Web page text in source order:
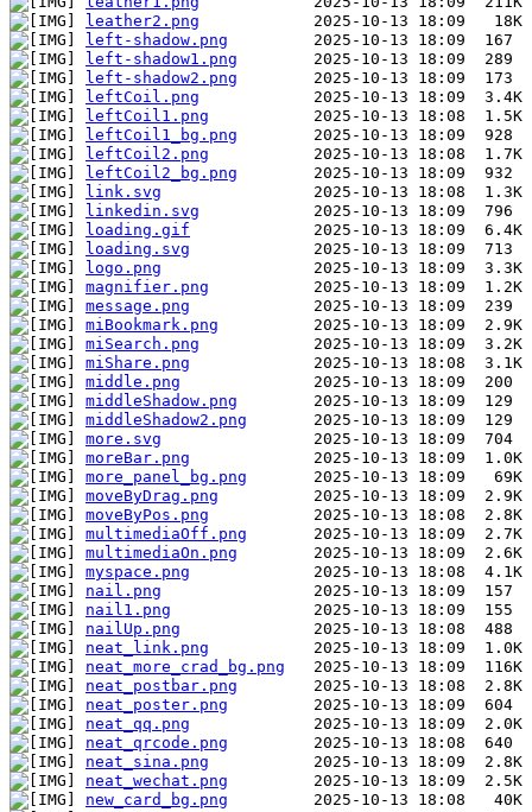
leather2.png
left-shadow.png
left-shadow1.png
left-shadow2.png
leftCoil.png
leftCoil1.png
leftCoil1_bg.png
leftCoil2.png
leftCoil2_bg.png
link.svg
linkedin.svg
loading.gif
loading.svg
logo.png
magnifier.png
message.png
miBookmark.png
miSearch.png
miShare.png
middle.png
middleShadow.png
middleShadow2.png
more.svg
moreBar.png
more_panel_bg.png
moveByDrag.png
moveByPos.png
multimediaOff.png
multimediaOn.png
myspace.png
nail.png
nail1.png
nailUp.png
neat_link.png
neat_more_crad_bg.png
neat_postbar.png
neat_poster.png
neat_qq.png
neat_qrcode.png
neat_sina.png
neat_wechat.png
new_card_bg.png